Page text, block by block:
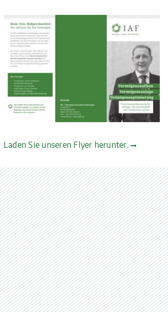
Laden Sie unseren Flyer herunter.